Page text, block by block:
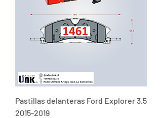
Pastillas delanteras Ford Explorer 3.5
2015-2019